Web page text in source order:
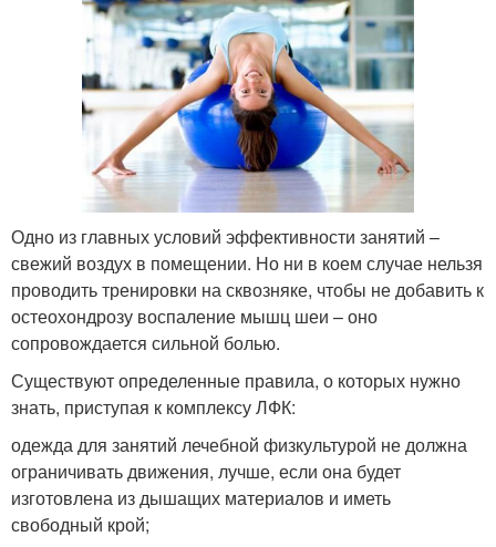
Одно из главных условий эффективности занятий –
свежий воздух в помещении. Но ни в коем случае нельзя
проводить тренировки на сквозняке, чтобы не добавить к
остеохондрозу воспаление мышц шеи – оно
сопровождается сильной болью.
Существуют определенные правила, о которых нужно
знать, приступая к комплексу ЛФК:
одежда для занятий лечебной физкультурой не должна
ограничивать движения, лучше, если она будет
изготовлена из дышащих материалов и иметь
свободный крой;